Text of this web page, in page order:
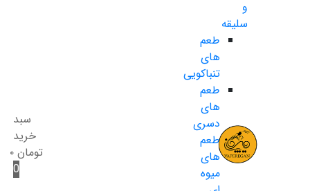
و
سلیقه
طعم
های
تنباکویی
طعم
های
دسری
طعم
های
میوه
سبد
خرید
تومان ۰
0